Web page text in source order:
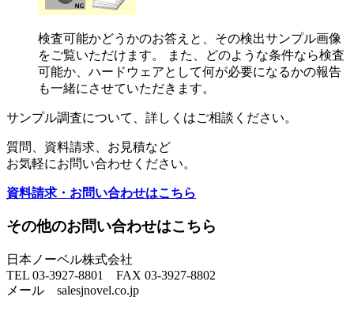
検査可能かどうかのお答えと、その検出サンプル画像
をご覧いただけます。 また、どのような条件なら検査
可能か、ハードウェアとして何が必要になるかの報告
も一緒にさせていただきます。
サンプル調査について、詳しくはご相談ください。
質問、資料請求、お見積など
お気軽にお問い合わせください。
資料請求・お問い合わせはこちら
その他のお問い合わせはこちら
日本ノーベル株式会社
TEL 03-3927-8801 FAX 03-3927-8802
メール salesjnovel.co.jp